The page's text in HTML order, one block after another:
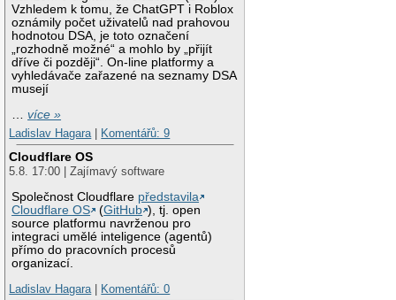
Vzhledem k tomu, že ChatGPT i Roblox
oznámily počet uživatelů nad prahovou
hodnotou DSA, je toto označení
„rozhodně možné“ a mohlo by „přijít
dříve či později“. On-line platformy a
vyhledávače zařazené na seznamy DSA
musejí
…více »
Ladislav Hagara| Komentářů: 9
Cloudflare OS
5.8. 17:00 | Zajímavý software
Společnost Cloudflare představila
Cloudflare OS
(GitHub ), tj. open
source platformu navrženou pro
integraci umělé inteligence (agentů)
přímo do pracovních procesů
organizací.
Ladislav Hagara| Komentářů: 0